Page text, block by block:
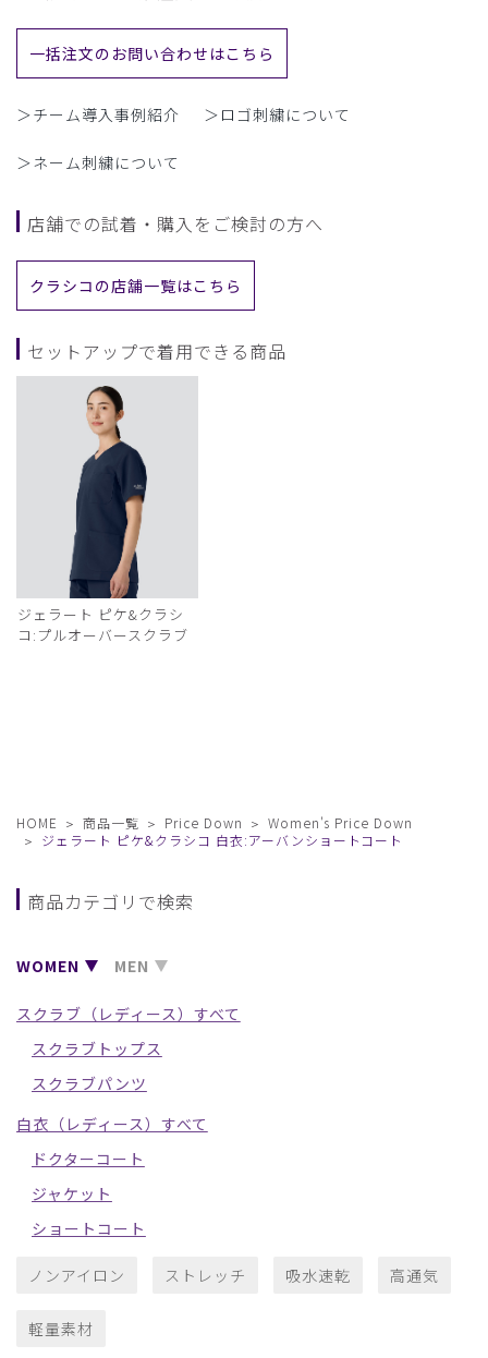
一括注文のお問い合わせはこちら
＞チーム導入事例紹介 ＞ロゴ刺繍について
＞ネーム刺繍について
店舗での試着・購入をご検討の方へ
クラシコの店舗一覧はこちら
セットアップで着用できる商品
ジェラート ピケ&クラシ
コ:プルオーバースクラブ
HOME 商品一覧 Price Down
Women's Price Down
ジェラート ピケ&クラシコ 白衣:アーバンショートコート
商品カテゴリで検索
WOMEN MEN
スクラブ（レディース）すべて
スクラブトップス
スクラブパンツ
白衣（レディース）すべて
ドクターコート
ジャケット
ショートコート
ノンアイロン ストレッチ 吸水速乾 高通気
軽量素材